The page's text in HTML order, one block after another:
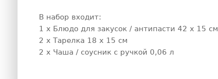
В набор входит:
1 х Блюдо для закусок / антипасти 42 х 15 см
2 х Тарелка 18 х 15 см
2 х Чаша / соусник с ручкой 0,06 л